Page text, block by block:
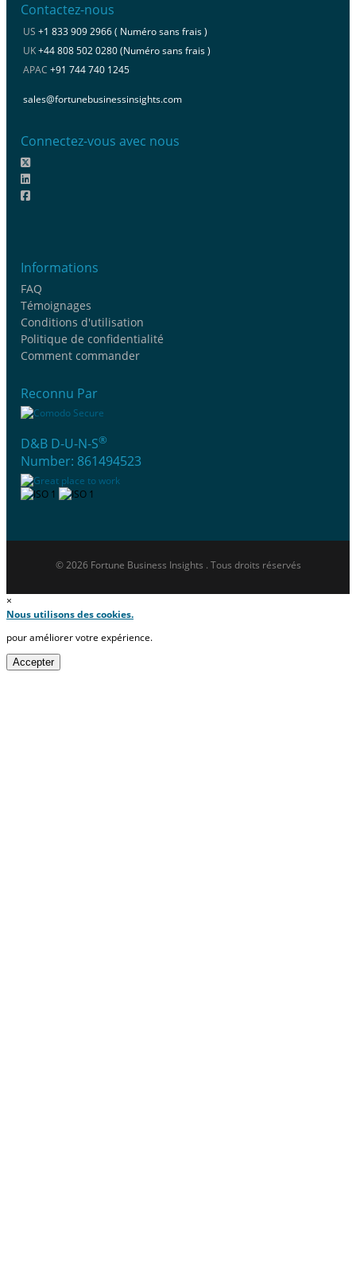
Contactez-nous
US +1 833 909 2966 ( Numéro sans frais )
UK+44 808 502 0280 (Numéro sans frais )
APAC +91 744 740 1245
sales@fortunebusinessinsights.com
Connectez-vous avec nous
Informations
FAQ
Témoignages
Conditions d'utilisation
Politique de confidentialité
Comment commander
Reconnu Par
D&B D-U-N-S®
Number: 861494523
© 2026 Fortune Business Insights . Tous droits réservés
×
Nous utilisons des cookies.
pour améliorer votre expérience.
Accepter